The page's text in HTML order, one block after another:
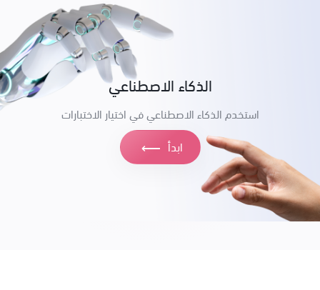
الذكاء الاصطناعي
استخدم الذكاء الاصطناعي في اختيار الاختبارات
ابدأ ⟶